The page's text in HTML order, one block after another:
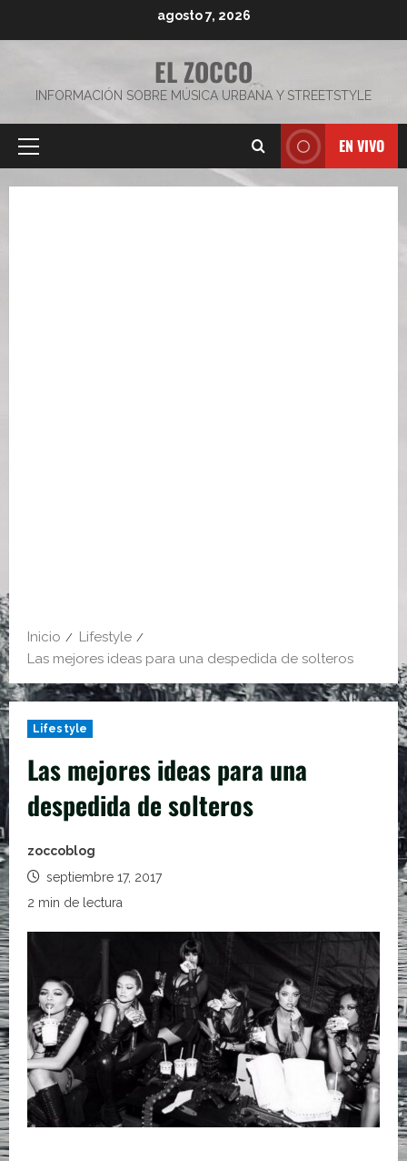
agosto 7, 2026
EL ZOCCO
INFORMACIÓN SOBRE MÚSICA URBANA Y STREETSTYLE
Menú
EN VIVO
Inicio
Lifestyle
Las mejores ideas para una despedida de solteros
Lifestyle
Las mejores ideas para una
despedida de solteros
zoccoblog
septiembre 17, 2017
2 min de lectura